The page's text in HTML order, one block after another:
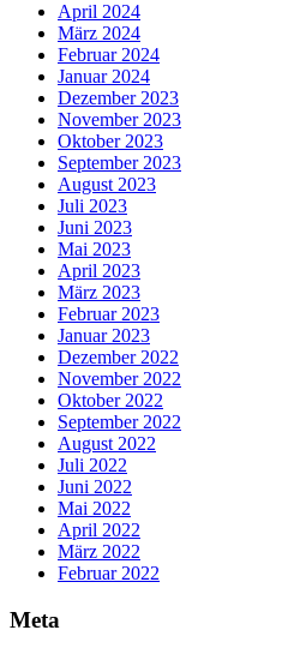
April 2024
März 2024
Februar 2024
Januar 2024
Dezember 2023
November 2023
Oktober 2023
September 2023
August 2023
Juli 2023
Juni 2023
Mai 2023
April 2023
März 2023
Februar 2023
Januar 2023
Dezember 2022
November 2022
Oktober 2022
September 2022
August 2022
Juli 2022
Juni 2022
Mai 2022
April 2022
März 2022
Februar 2022
Meta